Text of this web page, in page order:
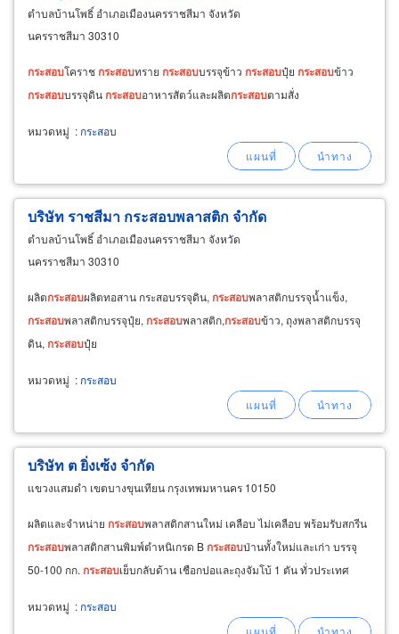
ตำบลบ้านโพธิ์ อำเภอเมืองนครราชสีมา จังหวัด
นครราชสีมา 30310
กระสอบโคราช กระสอบทราย กระสอบบรรจุข้าว กระสอบปุ๋ย กระสอบข้าว
กระสอบบรรจุดิน กระสอบอาหารสัตว์และผลิตกระสอบตามสั่ง
หมวดหมู่ : กระสอบ
บริษัท ราชสีมา กระสอบพลาสติก จำกัด
ตำบลบ้านโพธิ์ อำเภอเมืองนครราชสีมา จังหวัด
นครราชสีมา 30310
ผลิตกระสอบผลิตทอสาน กระสอบรรจุดิน, กระสอบพลาสติกบรรจุน้ำแข็ง,
กระสอบพลาสติกบรรจุปุ๋ย, กระสอบพลาสติก,กระสอบข้าว, ถุงพลาสติกบรรจุ
ดิน, กระสอบปุ๋ย
หมวดหมู่ : กระสอบ
บริษัท ต ยิ่งเซ้ง จำกัด
แขวงแสมดำ เขตบางขุนเทียน กรุงเทพมหานคร 10150
ผลิตและจำหน่าย กระสอบพลาสติกสานใหม่ เคลือบ ไม่เคลือบ พร้อมรับสกรีน
กระสอบพลาสติกสานพิมพ์ตำหนิเกรด B กระสอบป่านทั้งใหม่และเก่า บรรจุ
50-100 กก. กระสอบเย็บกลับด้าน เชือกปอและถุงจัมโบ้ 1 ตัน ทั่วประเทศ
หมวดหมู่ : กระสอบ